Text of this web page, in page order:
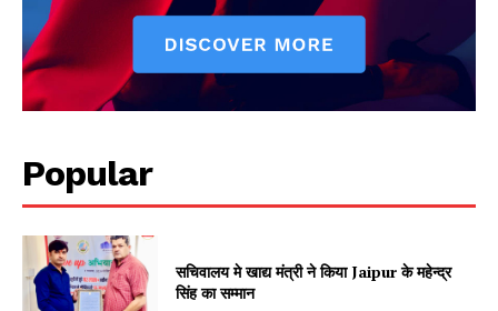
Jagruk Janta
Vishwasniya Hindi Akhbaar
Popular
सचिवालय मे खाद्य मंत्री ने किया Jaipur के महेन्द्र
सिंह का सम्मान